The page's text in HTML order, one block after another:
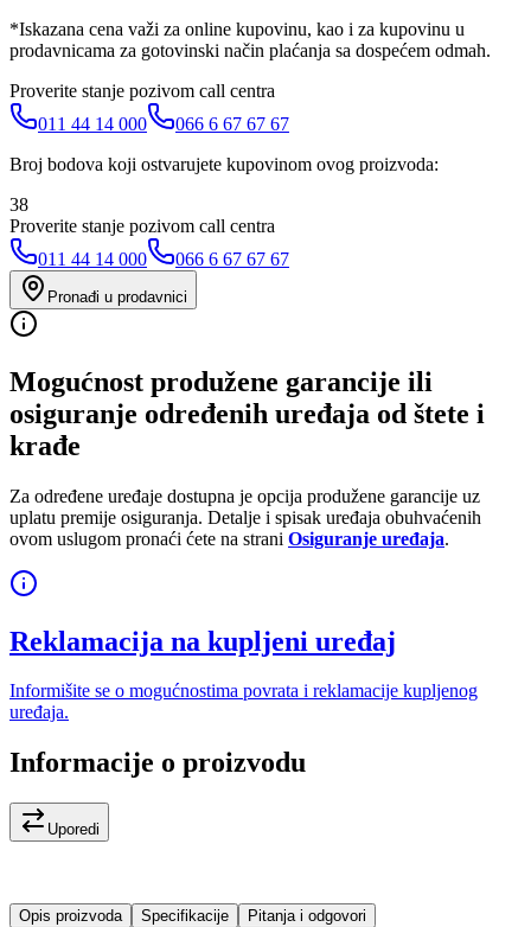
*Iskazana cena važi za online kupovinu, kao i za kupovinu u
prodavnicama za gotovinski način plaćanja sa dospećem odmah.
Proverite stanje pozivom call centra
011 44 14 000
066 6 67 67 67
Broj bodova koji ostvarujete kupovinom ovog proizvoda:
38
Proverite stanje pozivom call centra
011 44 14 000
066 6 67 67 67
Pronađi u prodavnici
Mogućnost produžene garancije ili
osiguranje određenih uređaja od štete i
krađe
Za određene uređaje dostupna je opcija produžene garancije uz
uplatu premije osiguranja. Detalje i spisak uređaja obuhvaćenih
ovom uslugom pronaći ćete na strani Osiguranje uređaja.
Reklamacija na kupljeni uređaj
Informišite se o mogućnostima povrata i reklamacije kupljenog
uređaja.
Informacije o proizvodu
Uporedi
Opis proizvoda Specifikacije Pitanja i odgovori